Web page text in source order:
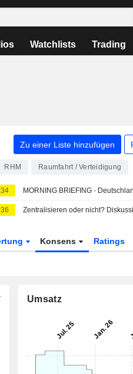
Watchlists Trading
Zu einer Liste hinzufügen
RHM Raumfahrt / Verteidigung
Konsens Ratings
Umsatz